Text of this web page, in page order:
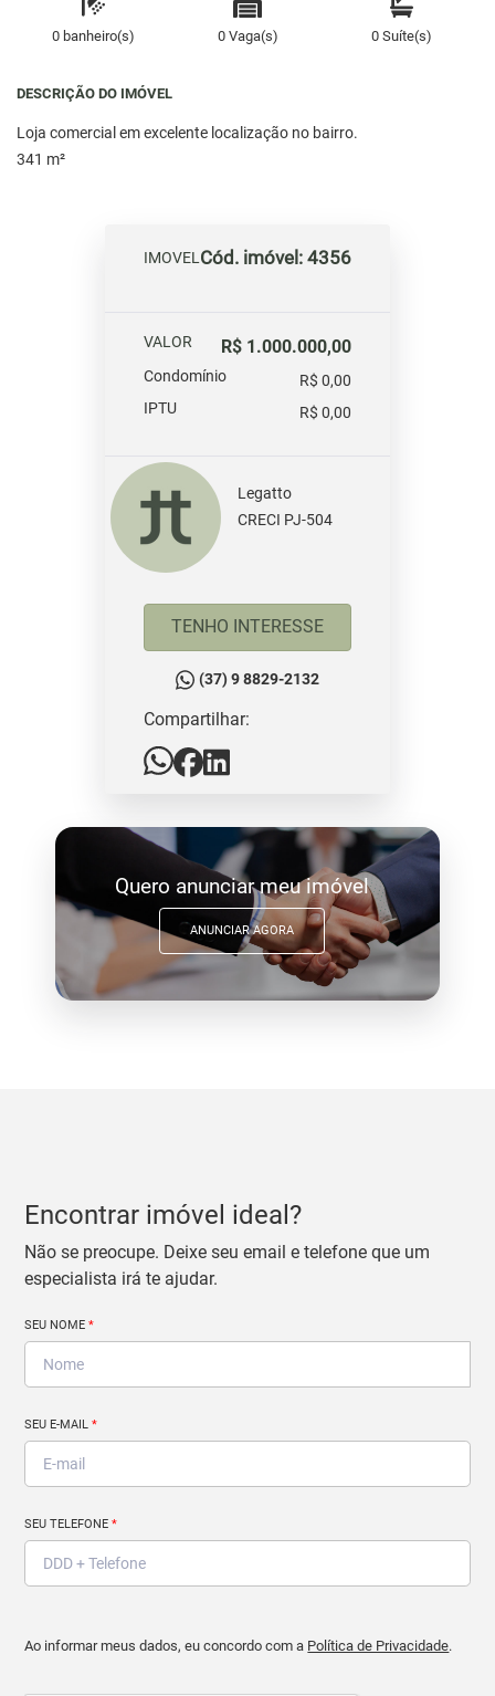
0 banheiro(s) 0 Vaga(s) 0 Suíte(s)
DESCRIÇÃO DO IMÓVEL
Loja comercial em excelente localização no bairro.
341 m²
IMOVELCód. imóvel: 4356
VALOR R$ 1.000.000,00
Condomínio
R$ 0,00
IPTU
R$ 0,00
Legatto
CRECI PJ-504
TENHO INTERESSE
(37) 9 8829-2132
Compartilhar:
Quero anunciar meu imóvel
ANUNCIAR AGORA
Encontrar imóvel ideal?
Não se preocupe. Deixe seu email e telefone que um
especialista irá te ajudar.
SEU NOME*
SEU E-MAIL*
SEU TELEFONE*
Ao informar meus dados, eu concordo com a Política de Privacidade.